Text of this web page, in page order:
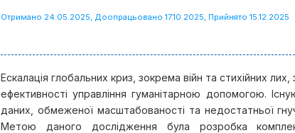
Отримано 24.05.2025, Доопрацьовано 17.10.2025, Прийнято 15.12.2025
Ескалація глобальних криз, зокрема війн та стихійних
ефективності управління гуманітарною допомогою.
даних, обмеженої масштабованості та недостатньої
Метою даного дослідження була розробка